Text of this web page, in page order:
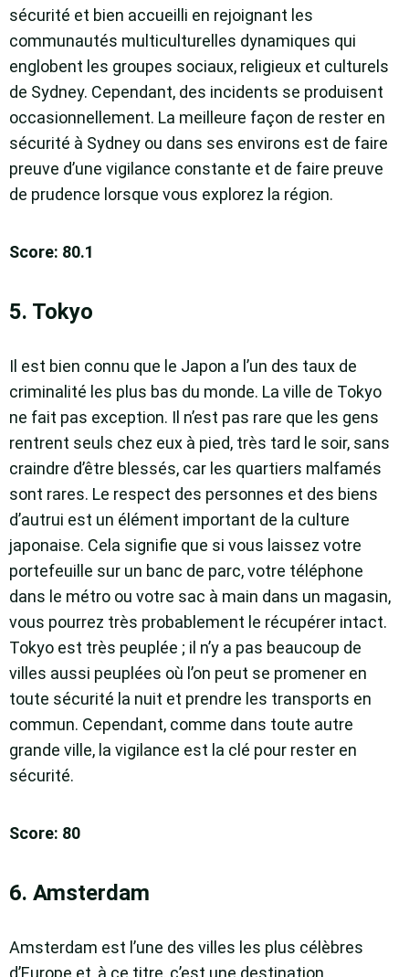
sécurité et bien accueilli en rejoignant les
communautés multiculturelles dynamiques qui
englobent les groupes sociaux, religieux et culturels
de Sydney. Cependant, des incidents se produisent
occasionnellement. La meilleure façon de rester en
sécurité à Sydney ou dans ses environs est de faire
preuve d’une vigilance constante et de faire preuve
de prudence lorsque vous explorez la région.
Score: 80.1
5. Tokyo
Il est bien connu que le Japon a l’un des taux de
criminalité les plus bas du monde. La ville de Tokyo
ne fait pas exception. Il n’est pas rare que les gens
rentrent seuls chez eux à pied, très tard le soir, sans
craindre d’être blessés, car les quartiers malfamés
sont rares. Le respect des personnes et des biens
d’autrui est un élément important de la culture
japonaise. Cela signifie que si vous laissez votre
portefeuille sur un banc de parc, votre téléphone
dans le métro ou votre sac à main dans un magasin,
vous pourrez très probablement le récupérer intact.
Tokyo est très peuplée ; il n’y a pas beaucoup de
villes aussi peuplées où l’on peut se promener en
toute sécurité la nuit et prendre les transports en
commun. Cependant, comme dans toute autre
grande ville, la vigilance est la clé pour rester en
sécurité.
Score: 80
6. Amsterdam
Amsterdam est l’une des villes les plus célèbres
d’Europe et, à ce titre, c’est une destination